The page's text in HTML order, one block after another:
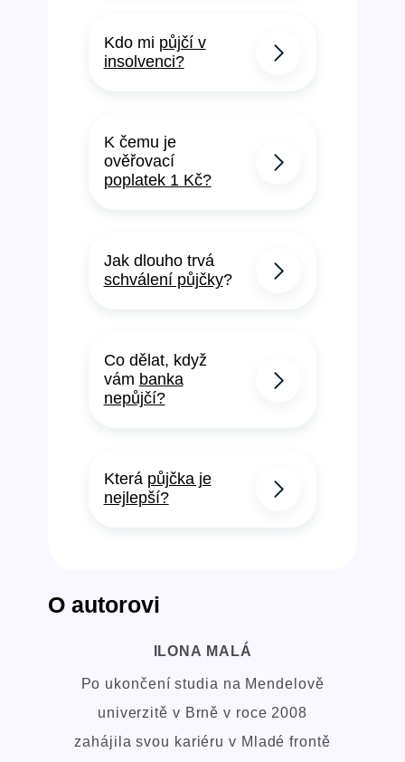
Kdo mi půjčí v
insolvenci?
K čemu je
ověřovací
poplatek 1 Kč?
Jak dlouho trvá
schválení půjčky?
Co dělat, když
vám banka
nepůjčí?
Která půjčka je
nejlepší?
O autorovi
ILONA MALÁ
Po ukončení studia na Mendelově
univerzitě v Brně v roce 2008
zahájila svou kariéru v Mladé frontě